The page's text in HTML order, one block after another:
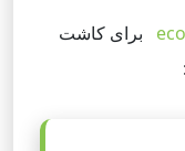
برای کاشت